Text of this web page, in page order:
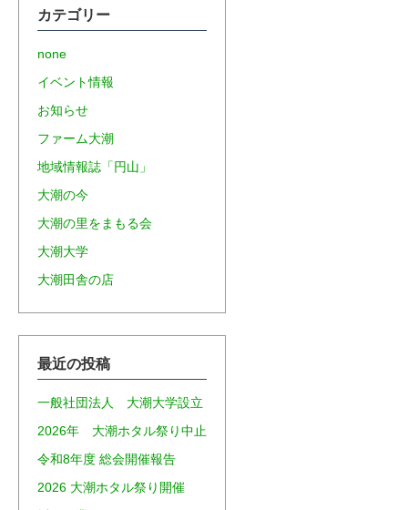
カテゴリー
none
イベント情報
お知らせ
ファーム大潮
地域情報誌「円山」
大潮の今
大潮の里をまもる会
大潮大学
大潮田舎の店
最近の投稿
一般社団法人 大潮大学設立
2026年 大潮ホタル祭り中止
令和8年度 総会開催報告
2026 大潮ホタル祭り開催